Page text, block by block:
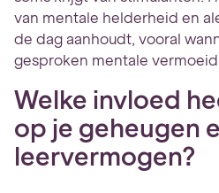
van mentale helderheid en
de dag aanhoudt, vooral
gesproken mentale
Welke invloed
op je geheugen
leervermogen?